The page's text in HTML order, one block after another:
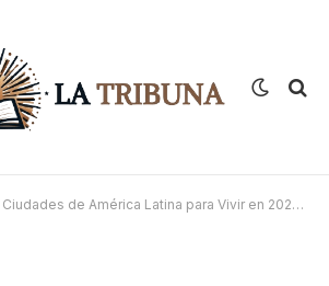
de América Latina para Vivir en 2024: Una Guía Completa